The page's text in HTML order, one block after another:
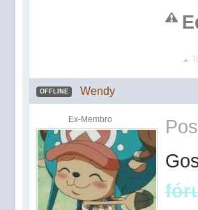
OFFLINE Wendy
Ex-Membro